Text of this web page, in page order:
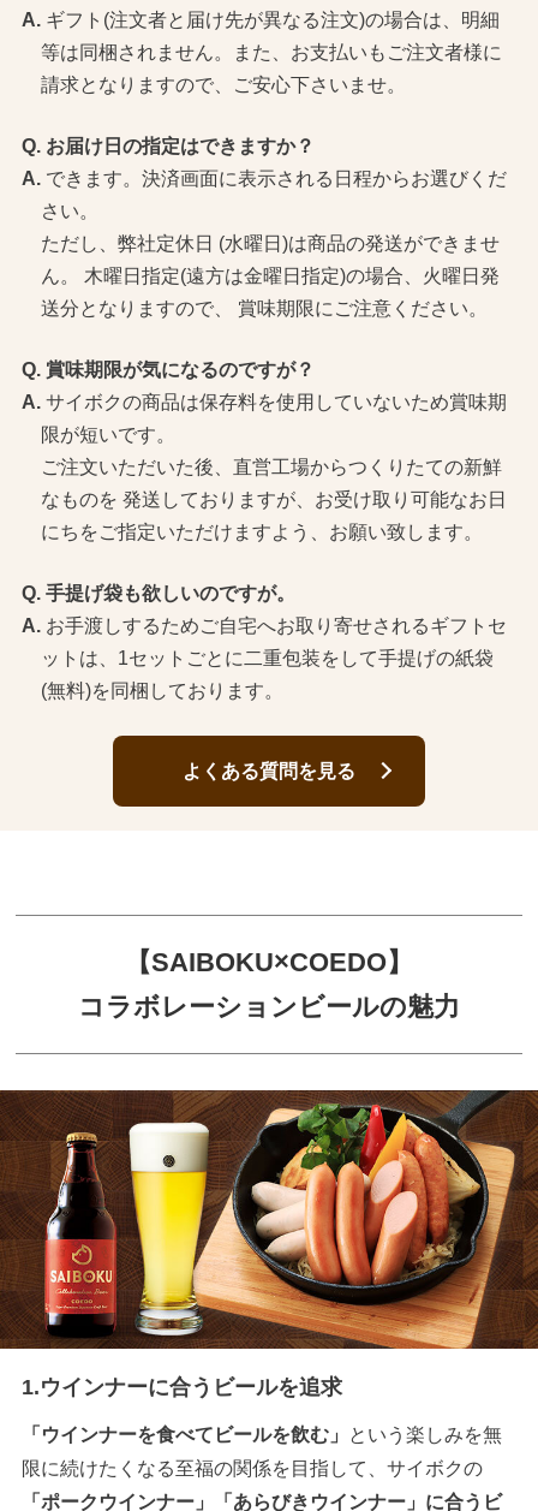
ギフト(注文者と届け先が異なる注文)の場合は、明細
等は同梱されません。また、お支払いもご注文者様に
請求となりますので、ご安心下さいませ。
お届け日の指定はできますか？
できます。決済画面に表示される日程からお選びくだ
さい。
ただし、弊社定休日 (水曜日)は商品の発送ができませ
ん。 木曜日指定(遠方は金曜日指定)の場合、火曜日発
送分となりますので、 賞味期限にご注意ください。
賞味期限が気になるのですが？
サイボクの商品は保存料を使用していないため賞味期
限が短いです。
ご注文いただいた後、直営工場からつくりたての新鮮
なものを 発送しておりますが、お受け取り可能なお日
にちをご指定いただけますよう、お願い致します。
手提げ袋も欲しいのですが。
お手渡しするためご自宅へお取り寄せされるギフトセ
ットは、1セットごとに二重包装をして手提げの紙袋
(無料)を同梱しております。
よくある質問を見る
【SAIBOKU×COEDO】
コラボレーションビールの魅力
1.ウインナーに合うビールを追求
「ウインナーを食べてビールを飲む」
という楽しみを無
限に続けたくなる至福の関係を目指して、サイボクの
「ポークウインナー」「あらびきウインナー」に合うビ